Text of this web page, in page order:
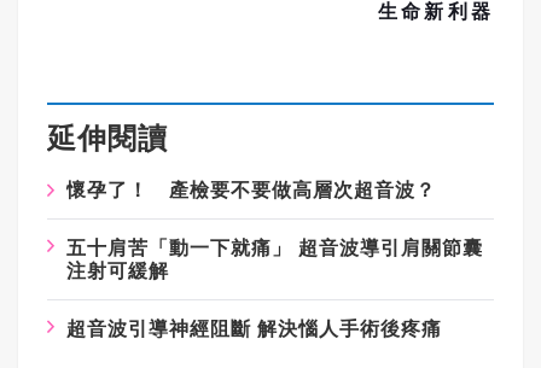
生命新利器
延伸閱讀
懷孕了！ 產檢要不要做高層次超音波？
五十肩苦「動一下就痛」 超音波導引肩關節囊
注射可緩解
超音波引導神經阻斷 解決惱人手術後疼痛